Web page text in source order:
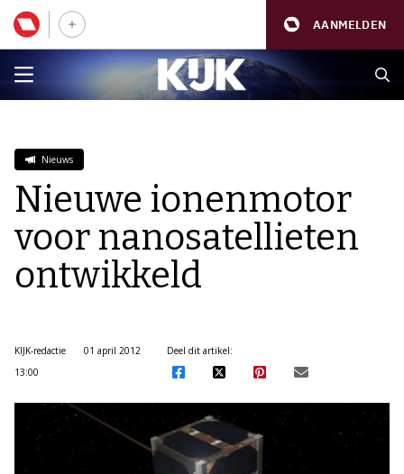
AANMELDEN
Nieuws
Nieuwe ionenmotor
voor nanosatellieten
ontwikkeld
KIJK-redactie
01 april 2012
13:00
Deel dit artikel: